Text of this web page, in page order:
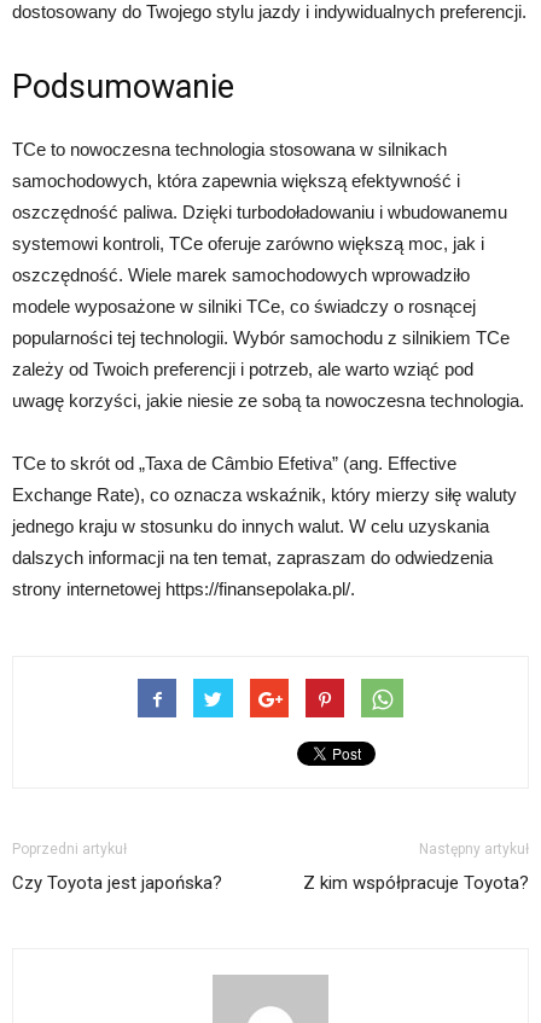
dostosowany do Twojego stylu jazdy i indywidualnych preferencji.
Podsumowanie
TCe to nowoczesna technologia stosowana w silnikach
samochodowych, która zapewnia większą efektywność i
oszczędność paliwa. Dzięki turbodoładowaniu i wbudowanemu
systemowi kontroli, TCe oferuje zarówno większą moc, jak i
oszczędność. Wiele marek samochodowych wprowadziło
modele wyposażone w silniki TCe, co świadczy o rosnącej
popularności tej technologii. Wybór samochodu z silnikiem TCe
zależy od Twoich preferencji i potrzeb, ale warto wziąć pod
uwagę korzyści, jakie niesie ze sobą ta nowoczesna technologia.
TCe to skrót od „Taxa de Câmbio Efetiva” (ang. Effective
Exchange Rate), co oznacza wskaźnik, który mierzy siłę waluty
jednego kraju w stosunku do innych walut. W celu uzyskania
dalszych informacji na ten temat, zapraszam do odwiedzenia
strony internetowej https://finansepolaka.pl/.
Poprzedni artykuł
Czy Toyota jest japońska?
Następny artykuł
Z kim współpracuje Toyota?